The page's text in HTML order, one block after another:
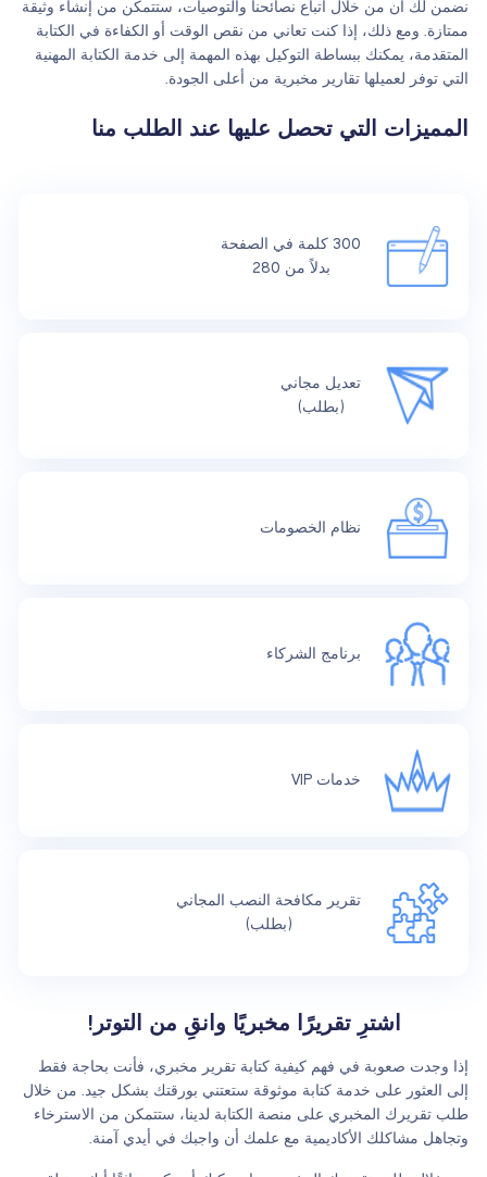
نضمن لك أن من خلال اتباع نصائحنا والتوصيات، ستتمكن من إنشاء وثيقة
ممتازة. ومع ذلك، إذا كنت تعاني من نقص الوقت أو الكفاءة في الكتابة
المتقدمة، يمكنك ببساطة التوكيل بهذه المهمة إلى خدمة الكتابة المهنية
التي توفر لعميلها تقارير مخبرية من أعلى الجودة.
المميزات التي تحصل عليها عند الطلب منا
300 كلمة في الصفحة
بدلاً من 280
تعديل مجاني
(بطلب)
نظام الخصومات
برنامج الشركاء
خدمات VIP
تقرير مكافحة النصب المجاني
(بطلب)
اشترِ تقريرًا مخبريًا وانقِ من التوتر!
إذا وجدت صعوبة في فهم كيفية كتابة تقرير مخبري، فأنت بحاجة فقط
إلى العثور على خدمة كتابة موثوقة ستعتني بورقتك بشكل جيد. من خلال
طلب تقريرك المخبري على منصة الكتابة لدينا، ستتمكن من الاسترخاء
وتجاهل مشاكلك الأكاديمية مع علمك أن واجبك في أيدي آمنة.